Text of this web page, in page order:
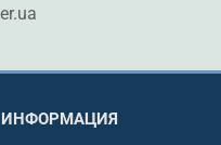
ИНФОРМАЦИЯ